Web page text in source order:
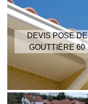
DEVIS POSE DE
GOUTTIÈRE 60